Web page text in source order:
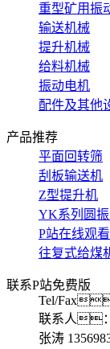
重型矿用振
输送机械
提升机械
给料机械
振动电机
配件及其他
产品推荐
平面回转筛
刮板输送机
Z型提升机
YK系列圆
P站在线观
往复式给煤
联系P站免费版
Tel/Fax
联系人：
张涛